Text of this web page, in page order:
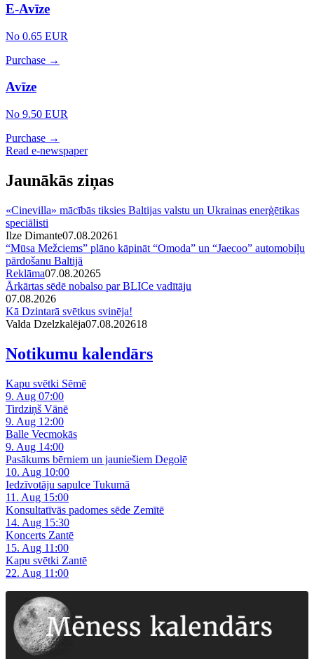
E-Avīze
No 0.65 EUR
Purchase →
Avīze
No 9.50 EUR
Purchase →
Read e-newspaper
Jaunākās ziņas
«Cinevilla» mācībās tiksies Baltijas valstu un Ukrainas enerģētikas
speciālisti
Ilze Dimante07.08.20261
“Mūsa Mežciems” plāno kāpināt “Omoda” un “Jaecoo” automobiļu
pārdošanu Baltijā
Reklāma07.08.20265
Ārkārtas sēdē nobalso par BLICe vadītāju
07.08.2026
Kā Dzintarā svētkus svinēja!
Valda Dzelzkalēja07.08.202618
Notikumu kalendārs
Kapu svētki Sēmē
9. Aug 07:00
Tirdziņš Vānē
9. Aug 12:00
Balle Vecmokās
9. Aug 14:00
Pasākums bērniem un jauniešiem Degolē
10. Aug 10:00
Iedzīvotāju sapulce Tukumā
11. Aug 15:00
Konsultatīvās padomes sēde Zemītē
14. Aug 15:30
Koncerts Zantē
15. Aug 11:00
Kapu svētki Zantē
22. Aug 11:00